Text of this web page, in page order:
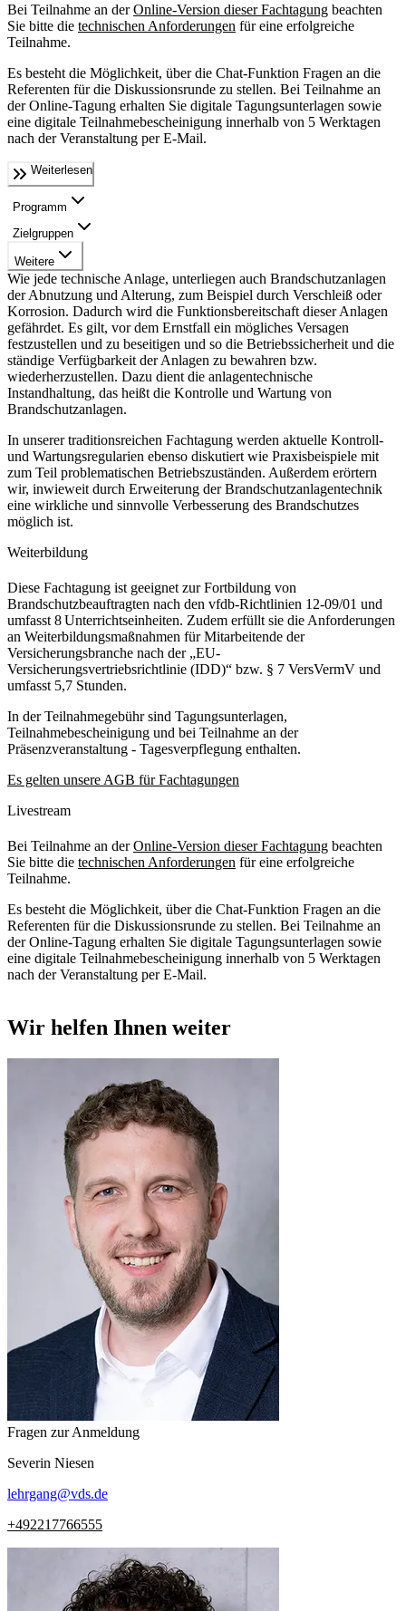
Bei Teilnahme an derOnline-Version dieser Fachtagung beachten
Sie bitte die technischen Anforderungen für eine erfolgreiche
Teilnahme.
Es besteht die Möglichkeit, über die Chat-Funktion Fragen an die
Referenten für die Diskussionsrunde zu stellen. Bei Teilnahme an
der Online-Tagung erhalten Sie digitale Tagungsunterlagen sowie
eine digitale Teilnahmebescheinigung innerhalb von 5 Werktagen
nach der Veranstaltung per E-Mail.
Weiterlesen
Programm
Zielgruppen
Weitere
Wie jede technische Anlage, unterliegen auch Brandschutzanlagen
der Abnutzung und Alterung, zum Beispiel durch Verschleiß oder
Korrosion. Dadurch wird die Funktionsbereitschaft dieser Anlagen
gefährdet. Es gilt, vor dem Ernstfall ein mögliches Versagen
festzustellen und zu beseitigen und so die Betriebssicherheit und die
ständige Verfügbarkeit der Anlagen zu bewahren bzw.
wiederherzustellen. Dazu dient die anlagentechnische
Instandhaltung, das heißt die Kontrolle und Wartung von
Brandschutzanlagen.
In unserer traditionsreichen Fachtagung werden aktuelle Kontroll-
und Wartungsregularien ebenso diskutiert wie Praxisbeispiele mit
zum Teil problematischen Betriebszuständen. Außerdem erörtern
wir, inwieweit durch Erweiterung der Brandschutzanlagentechnik
eine wirkliche und sinnvolle Verbesserung des Brandschutzes
möglich ist.
Weiterbildung
Diese Fachtagung ist geeignet zur Fortbildung von
Brandschutzbeauftragten nach den vfdb-Richtlinien 12-09/01 und
umfasst 8 Unterrichtseinheiten. Zudem erfüllt sie die Anforderungen
an Weiterbildungsmaßnahmen für Mitarbeitende der
Versicherungsbranche nach der „EU-
Versicherungsvertriebsrichtlinie (IDD)“ bzw. § 7 VersVermV und
umfasst 5,7 Stunden.
In der Teilnahmegebühr sind Tagungsunterlagen,
Teilnahmebescheinigung und bei Teilnahme an der
Präsenzveranstaltung - Tagesverpflegung enthalten.
Es gelten unsere AGB für Fachtagungen
Livestream
Bei Teilnahme an derOnline-Version dieser Fachtagung beachten
Sie bitte die technischen Anforderungen für eine erfolgreiche
Teilnahme.
Es besteht die Möglichkeit, über die Chat-Funktion Fragen an die
Referenten für die Diskussionsrunde zu stellen. Bei Teilnahme an
der Online-Tagung erhalten Sie digitale Tagungsunterlagen sowie
eine digitale Teilnahmebescheinigung innerhalb von 5 Werktagen
nach der Veranstaltung per E-Mail.
Wir helfen Ihnen weiter
Fragen zur Anmeldung
Severin Niesen
lehrgang@vds.de
+492217766555